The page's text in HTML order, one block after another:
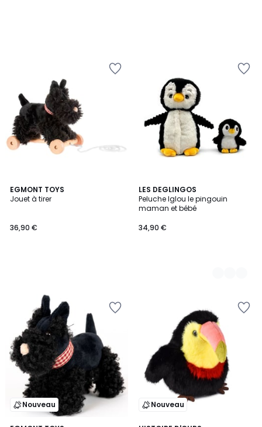
EGMONT TOYS
Jouet à tirer
36,90 €
LES DEGLINGOS
Peluche Iglou le pingouin
maman et bébé
34,90 €
3
Couleurs
Nouveau Nouveau